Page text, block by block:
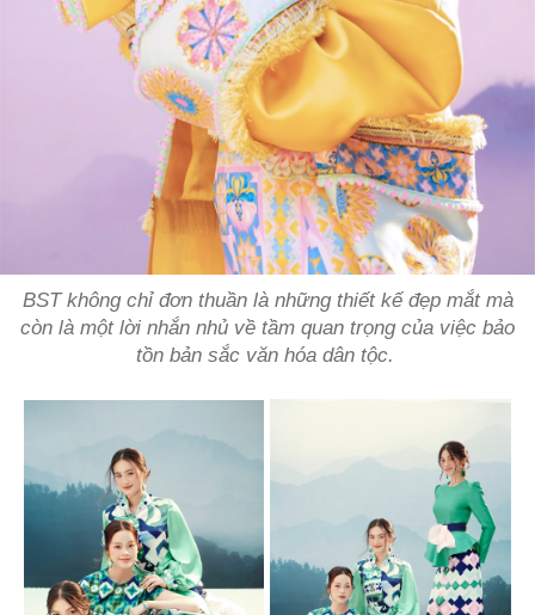
BST không chỉ đơn thuần là những thiết kế đẹp mắt mà
còn là một lời nhắn nhủ về tầm quan trọng của việc bảo
tồn bản sắc văn hóa dân tộc.